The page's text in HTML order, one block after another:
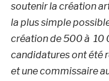
soutenir la création
la plus simple
création de 500 à 10
candidatures ont été
et une commissaire